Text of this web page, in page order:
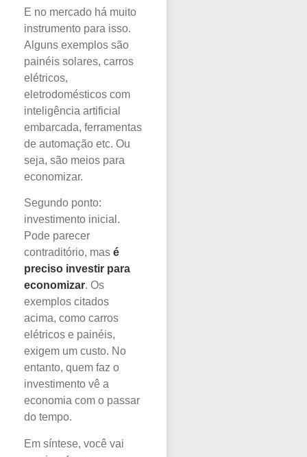
E no mercado há muito
instrumento para isso.
Alguns exemplos são
painéis solares, carros
elétricos,
eletrodomésticos com
inteligência artificial
embarcada, ferramentas
de automação etc. Ou
seja, são meios para
economizar.
Segundo ponto:
investimento inicial.
Pode parecer
contraditório, mas é
preciso investir para
economizar. Os
exemplos citados
acima, como carros
elétricos e painéis,
exigem um custo. No
entanto, quem faz o
investimento vê a
economia com o passar
do tempo.
Em síntese, você vai